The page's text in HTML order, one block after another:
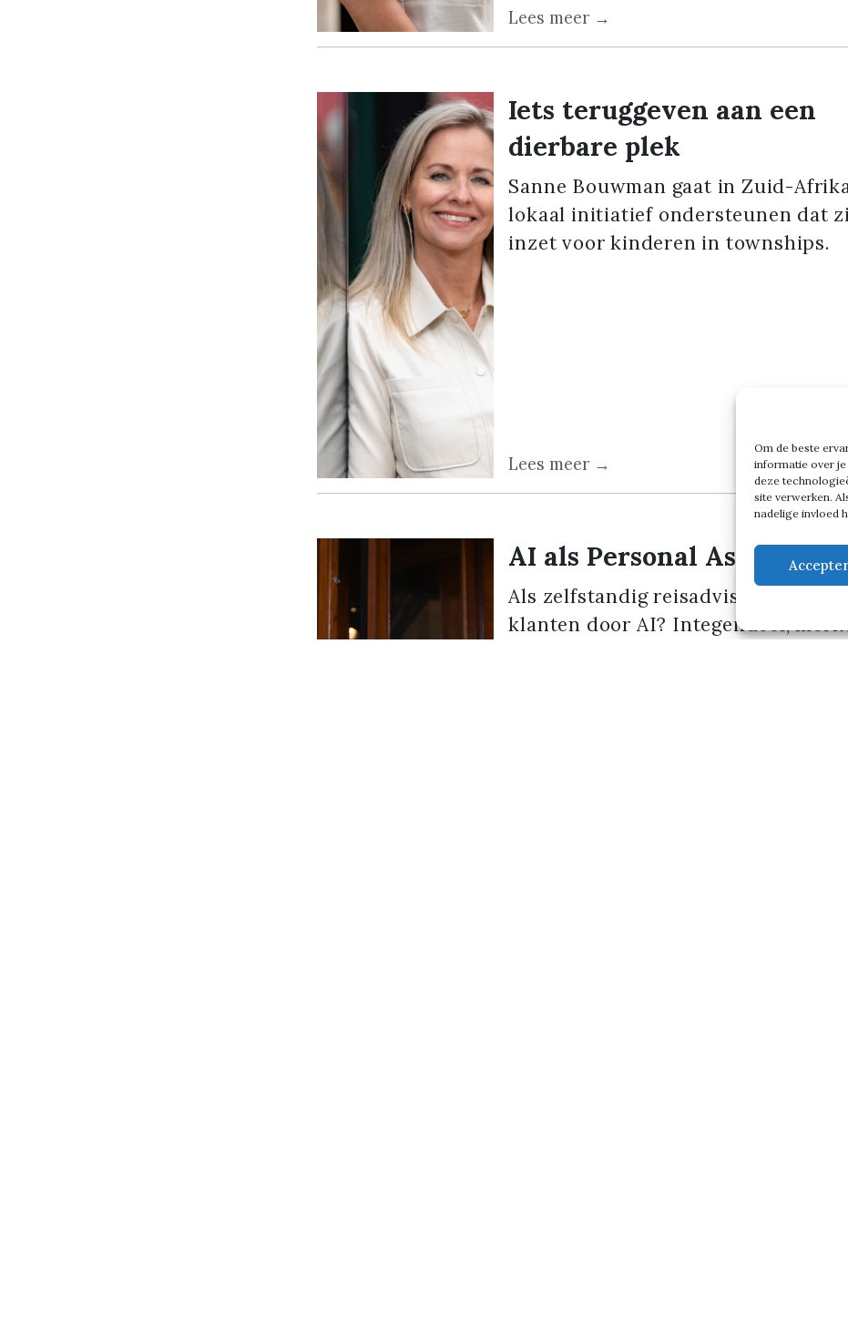
Om de beste
informatie over
deze
site verwerken.
nadelige invloed
Lees meer →
Iets teruggeven aan een
dierbare plek
Sanne Bouwman gaat in Zuid-
lokaal initiatief ondersteunen dat
inzet voor kinderen in townships.
Lees meer →
AI als Personal Assistant
Als zelfstandig reisadviseur minder
klanten door AI? Integendeel,